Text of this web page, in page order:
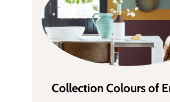
Collection Colours of